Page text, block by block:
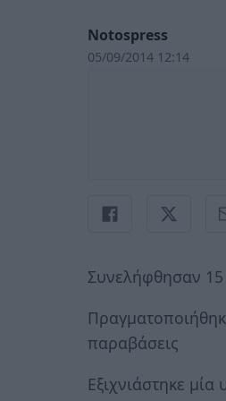
Notospress
05/09/2014 12:14
Συνελήφθησαν 15
παραβάσεις
Εξιχνιάστηκε